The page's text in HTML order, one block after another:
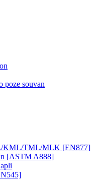
poze souvan
KML/TML/MLK [EN877]
[ASTM A888]